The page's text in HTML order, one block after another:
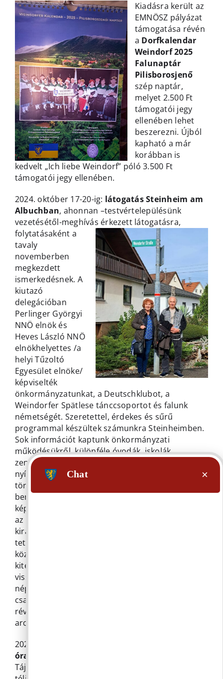
Kiadásra került az
EMNÖSZ pályázat
támogatása révén
a Dorfkalendar
Weindorf 2025
Falunaptár
Pilisborosjenő
szép naptár,
melyet 2.500 Ft
támogatói jegy
ellenében lehet
beszerezni. Újból
kapható a már
korábban is
kedvelt „Ich liebe Weindorf” póló 3.500 Ft
támogatói jegy ellenében.
2024. október 17-20-ig: látogatás Steinheim am
Albuchban, ahonnan –testvértelepülésünk
vezetésétől-meghívás érkezett látogatásra,
folytatásaként a
tavaly
novemberben
megkezdett
ismerkedésnek. A
kiutazó
delegációban
Perlinger Györgyi
NNÖ elnök és
Heves László NNÖ
elnökhelyettes /a
helyi Tűzoltó
Egyesület elnöke/
képviselték
önkormányzatunkat, a Deutschklubot, a
Weindorfer Spätlese tánccsoportot és falunk
németségét. Szeretettel, érdekes és sűrű
programmal készültek számunkra Steinheimben.
Sok információt kaptunk önkormányzati
működésükről, különféle óvodák, iskolák,
zeneiskola és sporttal összefüggésben. Alkalom
nyílt a kint működő egyesületek képviselőivel
történő találkozásra, mindkét fél részéről a
bemutatkozásra. Az „összeillő” egyesületek
képviselőivel folytatott külön beszélgetés révén
az elérhetőségek cseréjére, a jővőbeni tervek
kirajzolódására, a kapcsolat kiépítését célozva
tettünk lépéseket. Plusz élmény volt többek
között a Pilisborosjenőről 1946-ban elűzött és
kitelepített lakosok „hagyatékából” írások,
visszaemlékezések, fényképek, térképek,
népviselet, múzeum megtekintése. Remek
csapatépítő program volt. A jó beszélgetések
révén megismerhettük mindannyiunk „másik
arcát” is, nem csupán a hivatalosan ismertet.
2024. november 29-én iskolásaink
óra
Tájházban, ahol Perlinger Györgyi az egyik szép